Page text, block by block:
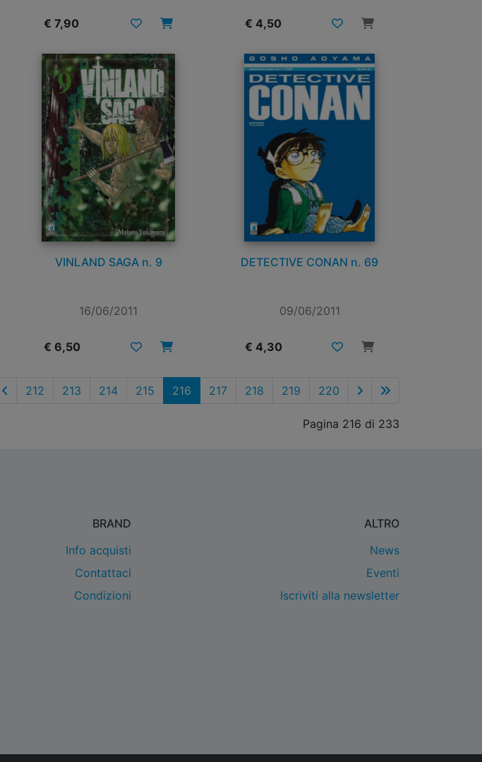
€ 7,90 € 4,50
VINLAND SAGA n. 9
16/06/2011
€ 6,50
DETECTIVE CONAN n. 69
09/06/2011
€ 4,30
212 213 214 215 216 217 218 219 220
Pagina 216 di 233
BRAND
Info acquisti
Contattaci
Condizioni
ALTRO
News
Eventi
Iscriviti alla newsletter